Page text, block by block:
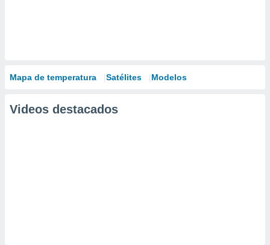
Mapa de temperatura Satélites Modelos
Videos destacados